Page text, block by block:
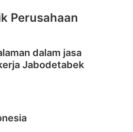
Perusahaan
dalam jasa
Jabodetabek